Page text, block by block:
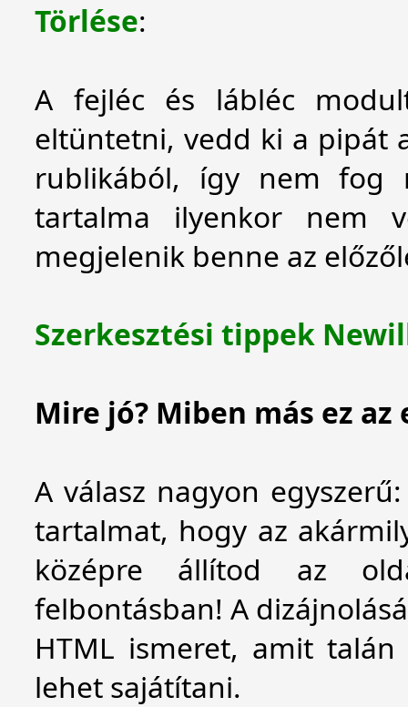
Törlése:
A fejléc és lábléc
eltüntetni, vedd ki a pipát
rublikából, így nem fog
tartalma ilyenkor nem
megjelenik benne az
Szerkesztési tippek
Mire jó? Miben más ez
A válasz nagyon
tartalmat, hogy az
középre állítod az
felbontásban! A
HTML ismeret, amit
lehet sajátítani.